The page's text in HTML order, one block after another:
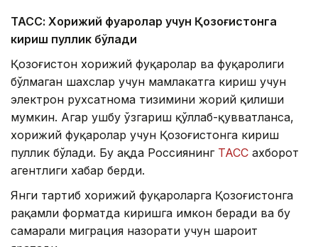
ТАСС: Хорижий фуқаролар учун Қозоғистонга
кириш пуллик бўлади
Қозоғистон хорижий фуқаролар ва фуқаролиги
бўлмаган шахслар учун мамлакатга кириш учун
электрон рухсатнома тизимини жорий қилиши
мумкин. Агар ушбу ўзгариш қўллаб-қувватланса,
хорижий фуқаролар учун Қозоғистонга кириш
пуллик бўлади. Бу ҳақда Россиянинг ТАСС ахборот
агентлиги хабар берди.
Янги тартиб хорижий фуқароларга Қозоғистонга
рақамли форматда киришга имкон беради ва бу
самарали миграция назорати учун шароит